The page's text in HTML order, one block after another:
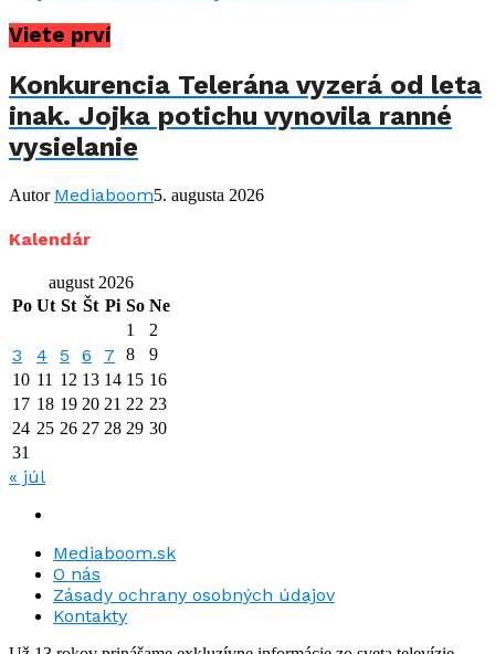
Viete prví
Konkurencia Telerána vyzerá od leta
inak. Jojka potichu vynovila ranné
vysielanie
Autor Mediaboom5. augusta 2026
Kalendár
august 2026
Po Ut St Št Pi So Ne
1
2
3 4 5 6 7 8
9
10 11 12 13 14 15 16
17 18 19 20 21 22 23
24 25 26 27 28 29 30
31
« júl
Mediaboom.sk
O nás
Zásady ochrany osobných údajov
Kontakty